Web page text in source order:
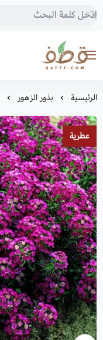
متجر قطف للبذور
الرئيسية بذور الزهور
عطرية